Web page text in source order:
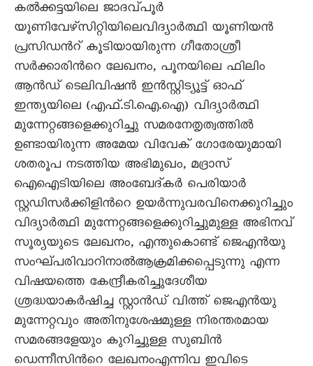
കല്‍ക്കട്ടയിലെ ജാദവ്പൂര്‍
യൂണിവേഴ്സിറ്റിയിലെവിദ്യാര്‍ത്ഥി യൂണിയന്‍
പ്രസിഡന്‍റ് കൂടിയായിരുന്ന ഗീതോശ്രീ
സര്‍ക്കാരിന്‍റെ ലേഖനം, പൂനയിലെ ഫിലിം
ആന്‍ഡ് ടെലിവിഷന്‍ ഇന്‍സ്റ്റിട്യൂട്ട് ഓഫ്
ഇന്ത്യയിലെ (എഫ്.ടി.ഐ.ഐ) വിദ്യാര്‍ത്ഥി
മുന്നേറ്റങ്ങളെക്കുറിച്ചു സമരനേതൃത്വത്തില്‍
ഉണ്ടായിരുന്ന അമേയ വിവേക് ഗോരേയുമായി
ശതരൂപ നടത്തിയ അഭിമുഖം, മദ്രാസ്
ഐഐടിയിലെ അംബേദ്കര്‍ പെരിയാര്‍
സ്റ്റഡിസര്‍ക്കിളിന്‍റെ ഉയര്‍ന്നുവരവിനെക്കുറിച്ചും
വിദ്യാര്‍ത്ഥി മുന്നേറ്റങ്ങളെക്കുറിച്ചുമുള്ള അഭിനവ്
സൂര്യയുടെ ലേഖനം, എന്തുകൊണ്ട് ജെഎന്‍യു
സംഘ്പരിവാറിനാല്‍ആക്രമിക്കപ്പെടുന്നു എന്ന
വിഷയത്തെ കേന്ദ്രീകരിച്ചുദേശീയ
ശ്രദ്ധയാകര്‍ഷിച്ച സ്റ്റാന്‍ഡ് വിത്ത് ജെഎന്‍യു
മുന്നേറ്റവും അതിനുശേഷമുള്ള നിരന്തരമായ
സമരങ്ങളേയും കുറിച്ചുള്ള സുബിന്‍
ഡെന്നീസിന്‍റെ ലേഖനംഎന്നിവ ഇവിടെ